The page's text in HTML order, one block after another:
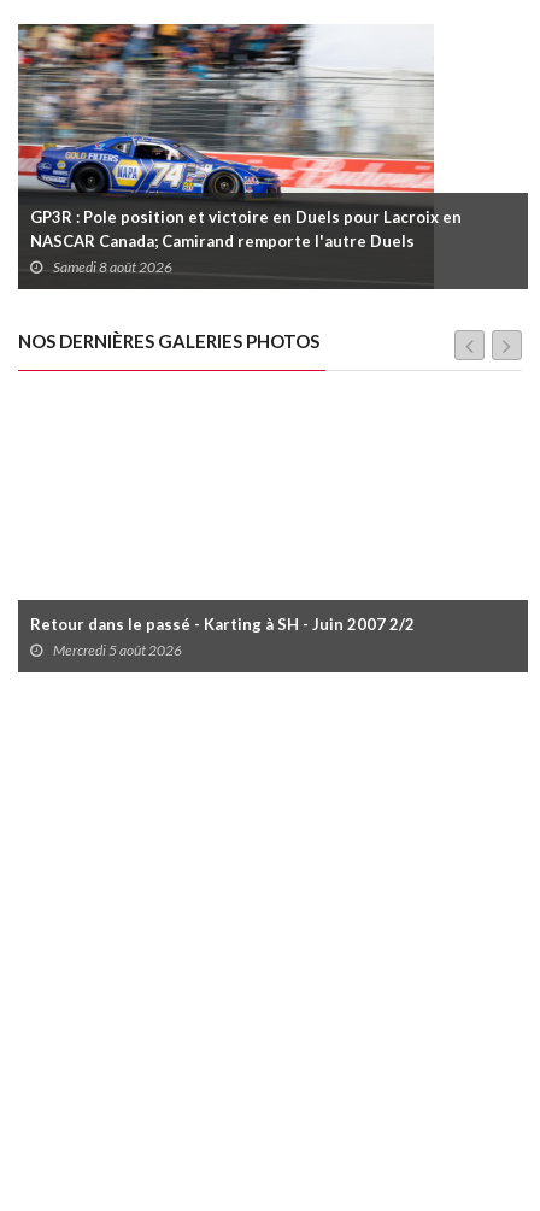
GP3R : Pole position et victoire en Duels pour Lacroix en
NASCAR Canada; Camirand remporte l'autre Duels
Samedi 8 août 2026
NOS DERNIÈRES GALERIES PHOTOS
Retour dans le passé - Karting à SH - Juin 2007 2/2
Mercredi 5 août 2026